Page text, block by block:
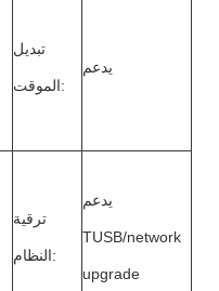
تبديل
الموقت:
يدعم
ترقية
النظام:
يدعم
TUSB/network
upgrade